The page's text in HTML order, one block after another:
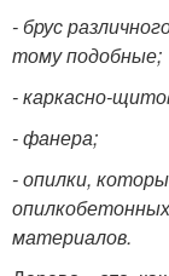
- брус
тому подобные;
- каркасно-
- фанера;
- опилки,
материалов.